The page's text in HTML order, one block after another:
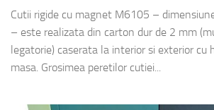
Cutii rigide cu magnet M6105 –
– este realizata din carton dur de 2 mm
legatorie) caserata la interior si exterior cu
masa. Grosimea peretilor cutiei...